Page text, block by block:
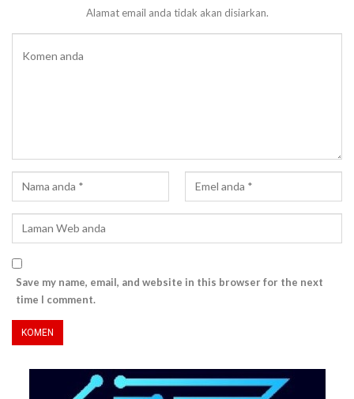
Alamat email anda tidak akan disiarkan.
Save my name, email, and website in this browser for the next
time I comment.